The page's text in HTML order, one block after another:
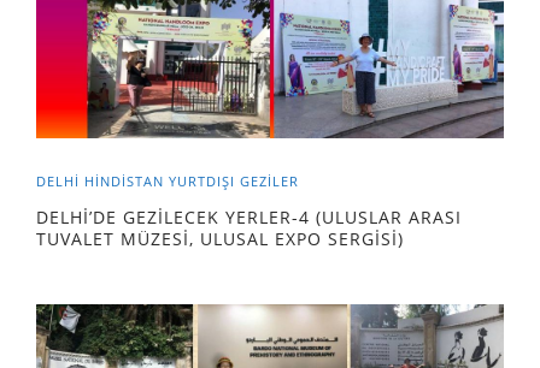
DELHİ HINDISTAN YURTDIŞI GEZILER
DELHİ’DE GEZİLECEK YERLER-4 (ULUSLAR ARASI
TUVALET MÜZESİ, ULUSAL EXPO SERGİSİ)